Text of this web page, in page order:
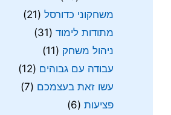
משחקוני כדורסל (21)
מתודות לימוד (31)
ניהול משחק (11)
עבודה עם גבוהים (12)
עשו זאת בעצמכם (7)
פציעות (6)